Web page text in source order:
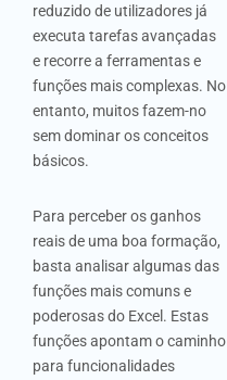
reduzido de utilizadores já
executa tarefas avançadas
e recorre a ferramentas e
funções mais complexas. No
entanto, muitos fazem-no
sem dominar os conceitos
básicos.
Para perceber os ganhos
reais de uma boa formação,
basta analisar algumas das
funções mais comuns e
poderosas do Excel. Estas
funções apontam o caminho
para funcionalidades